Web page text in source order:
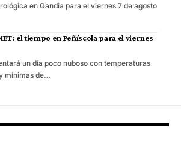
en Gandia para el viernes 7 de agosto
el tiempo en Peñíscola para el viernes
un día poco nuboso con temperaturas
mínimas de…